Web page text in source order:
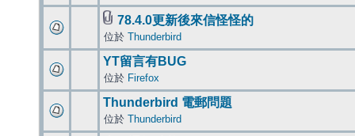
78.4.0更新後來信怪怪的
位於 Thunderbird
YT留言有BUG
位於 Firefox
Thunderbird 電郵問題
位於 Thunderbird